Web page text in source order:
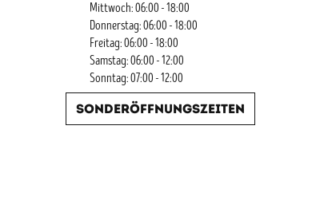
Mittwoch: 06:00 - 18:00
Donnerstag: 06:00 - 18:00
Freitag: 06:00 - 18:00
Samstag: 06:00 - 12:00
Sonntag: 07:00 - 12:00
Sonderöffnungszeiten